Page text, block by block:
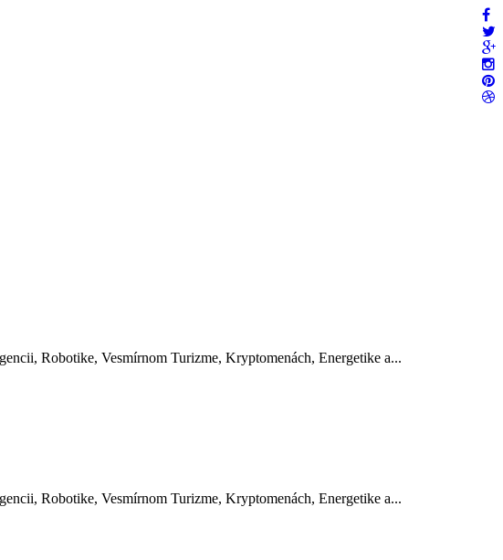
Robotike, Vesmírnom Turizme, Kryptomenách, Energetike a...
Robotike, Vesmírnom Turizme, Kryptomenách, Energetike a...